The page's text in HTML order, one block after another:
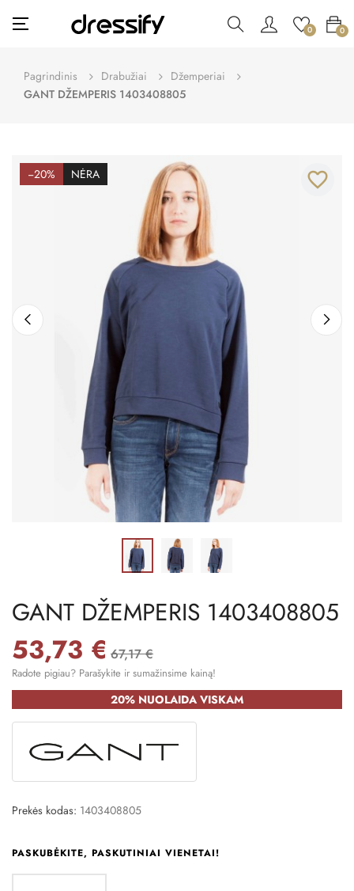
Toggle
navigation
☰ 0 0
Pagrindinis Drabužiai
Džemperiai
GANT DŽEMPERIS 1403408805
−20% NĖRA favorite_border
GANT DŽEMPERIS 1403408805
53,73 € 67,17 €
Radote pigiau? Parašykite ir sumažinsime kainą!
20% NUOLAIDA VISKAM
Prekės kodas: 1403408805
PASKUBĖKITE, PASKUTINIAI VIENETAI!